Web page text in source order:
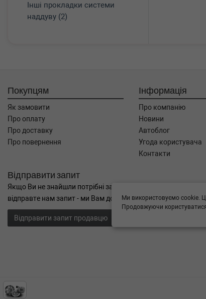
Інші прокладки системи
наддуву (2)
Покупцям
Як замовити
Про оплату
Про доставку
Про повернення
Інформація
Про компанію
Новини
Автоблог
Угода користувача
Контакти
Відправити запит
Якщо Ви не знайшли потрібні запчастини, або Вам потрібна
відправте нам запит - ми Вам допоможемо
Відправити запит продавцю
Ми використовуємо cookie.
Продовжуючи